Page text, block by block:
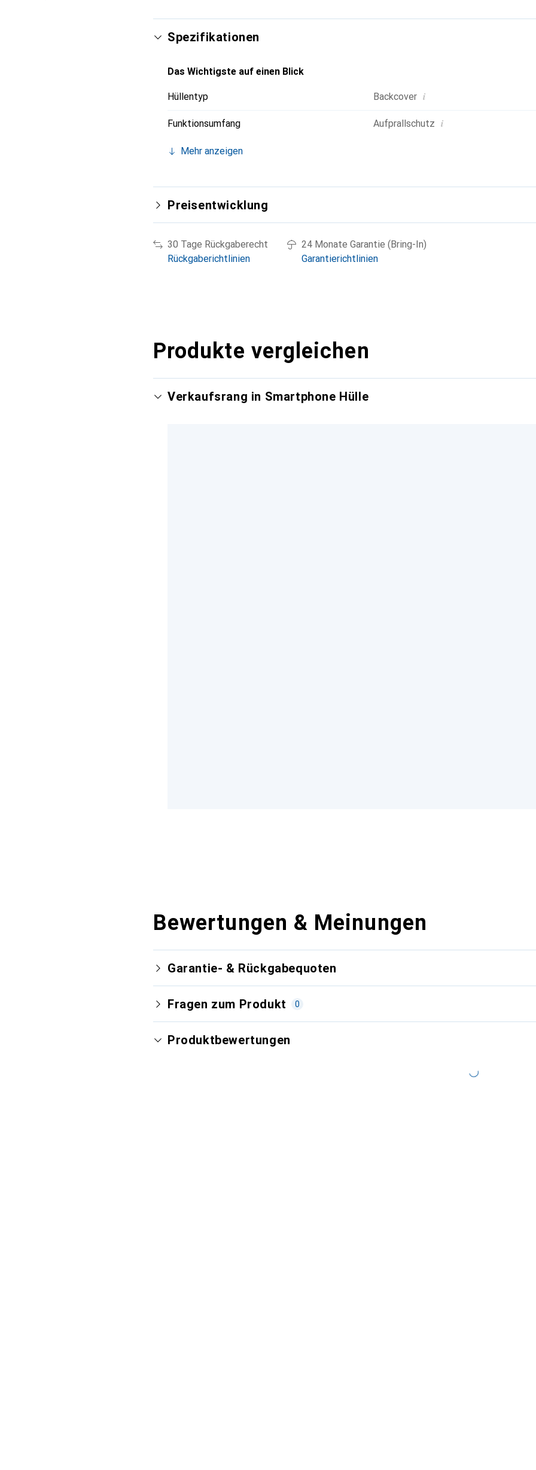
Spezifikationen
Das Wichtigste auf einen Blick
Hüllentyp Backcover i
Funktionsumfang Aufprallschutz i
Mehr anzeigen
Preisentwicklung
30 Tage Rückgaberecht
Rückgaberichtlinien
24 Monate Garantie (Bring-In)
Garantierichtlinien
Produkte vergleichen
Verkaufsrang in Smartphone Hülle
Bewertungen & Meinungen
Garantie- & Rückgabequoten
Fragen zum Produkt 0
Produktbewertungen